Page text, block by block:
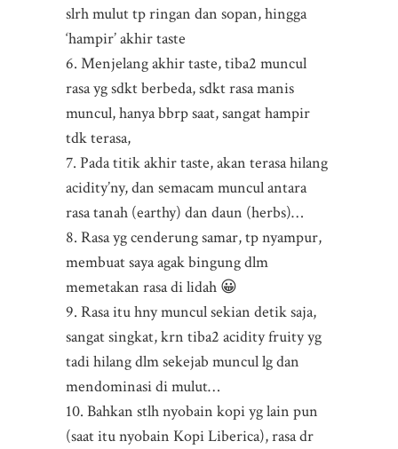
slrh mulut tp ringan dan sopan, hingga
‘hampir’ akhir taste
6. Menjelang akhir taste, tiba2 muncul
rasa yg sdkt berbeda, sdkt rasa manis
muncul, hanya bbrp saat, sangat hampir
tdk terasa,
7. Pada titik akhir taste, akan terasa hilang
acidity’ny, dan semacam muncul antara
rasa tanah (earthy) dan daun (herbs)…
8. Rasa yg cenderung samar, tp nyampur,
membuat saya agak bingung dlm
memetakan rasa di lidah 😀
9. Rasa itu hny muncul sekian detik saja,
sangat singkat, krn tiba2 acidity fruity yg
tadi hilang dlm sekejab muncul lg dan
mendominasi di mulut…
10. Bahkan stlh nyobain kopi yg lain pun
(saat itu nyobain Kopi Liberica), rasa dr